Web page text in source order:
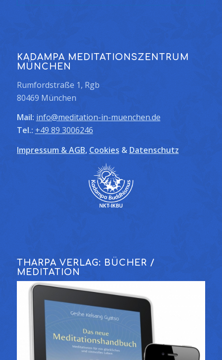
KADAMPA MEDITATIONSZENTRUM
MÜNCHEN
Rumfordstraße 1, Rgb
80469 München
Mail: info@meditation-in-muenchen.de
Tel.: +49 89 3006246
Impressum & AGB, Cookies & Datenschutz
THARPA VERLAG: BÜCHER /
MEDITATION